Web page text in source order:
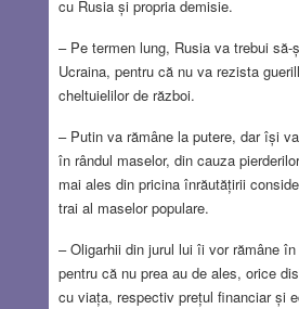
cu Rusia și propria demisie.
– Pe termen lung, Rusia va trebui să-
Ucraina, pentru că nu va rezista
cheltuielilor de război.
– Putin va rămâne la putere, dar își
în rândul maselor, din cauza
mai ales din pricina înrăutățirii
trai al maselor populare.
– Oligarhii din jurul lui îi vor rămâne
pentru că nu prea au de ales, orice
cu viața, respectiv prețul financiar și